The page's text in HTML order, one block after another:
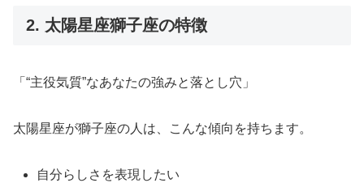
2. 太陽星座獅子座の特徴
「“主役気質”なあなたの強みと落とし穴」
太陽星座が獅子座の人は、こんな傾向を持ちます。
自分らしさを表現したい